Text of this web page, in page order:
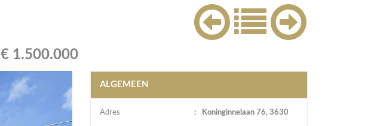
€ 1.500.000
ALGEMEEN
Adres : Koninginnelaan 76, 3630